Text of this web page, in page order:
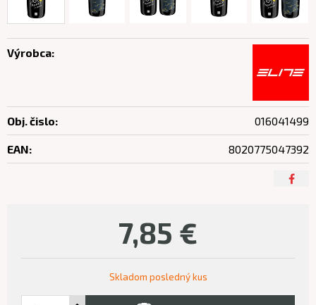
7,85 €
Skladom posledný kus
Výrobca:
Obj. čislo: 016041499
EAN: 8020775047392